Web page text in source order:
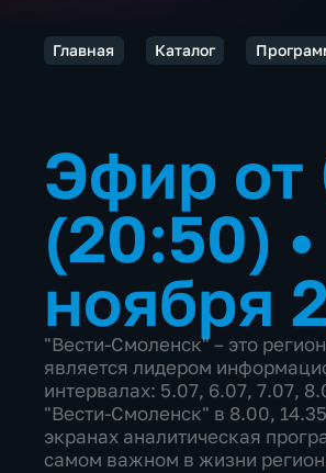
Главная Каталог
Эфир от
(20:50) •
ноября
"Вести-Смоленск" – это
является лидером
интервалах: 5.07, 6.07, 7.07,
"Вести-Смоленск" в 8.00,
экранах аналитическая
самом важном в жизни